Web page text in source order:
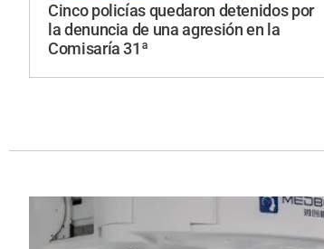
Cinco policías quedaron detenidos por
la denuncia de una agresión en la
Comisaría 31ª